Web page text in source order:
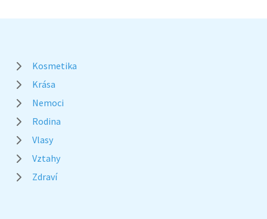
Kosmetika
Krása
Nemoci
Rodina
Vlasy
Vztahy
Zdraví